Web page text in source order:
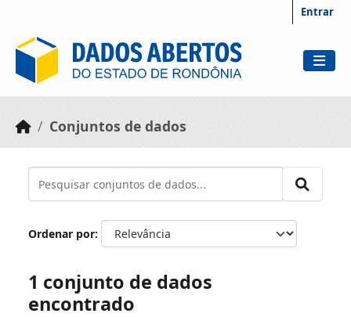
Entrar
Conjuntos de dados
Ordenar por
1 conjunto de dados
encontrado